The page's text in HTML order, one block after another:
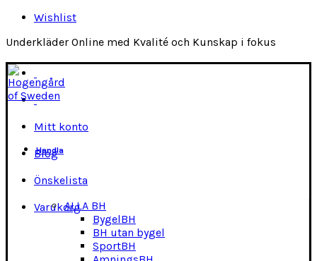
Wishlist
Underkläder Online med Kvalité och Kunskap i fokus
Mitt konto
Blog
Önskelista
Varukorg
Handla
ALLA BH
BygelBH
BH utan bygel
SportBH